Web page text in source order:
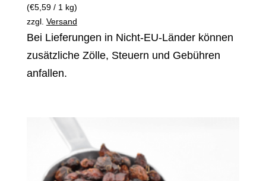
(€5,59/ 1 kg)
zzgl. Versand
Bei Lieferungen in Nicht-EU-Länder können
zusätzliche Zölle, Steuern und Gebühren
anfallen.